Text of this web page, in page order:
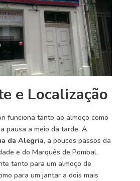
e Localização
funciona tanto ao almoço como
pausa a meio da tarde. A
da Alegria, a poucos passos da
e do Marquês de Pombal,
tanto para um almoço de
para um jantar a dois mais